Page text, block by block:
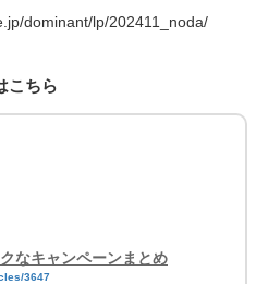
dominant/lp/202411_noda/
こちら
なキャンペーンまとめ
3647